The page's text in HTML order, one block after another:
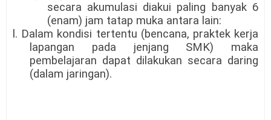
secara akumulasi diakui paling banyak 6
(enam) jam tatap muka antara lain:
l. Dalam kondisi tertentu (bencana, praktek kerja
lapangan pada jenjang SMK) maka
pembelajaran dapat dilakukan secara daring
(dalam jaringan).